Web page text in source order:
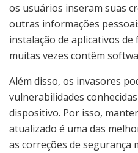
os usuários inseram suas
outras informações
instalação de aplicativos
muitas vezes contêm
Além disso, os invasores
vulnerabilidades
dispositivo. Por isso,
atualizado é uma das
as correções de segurança